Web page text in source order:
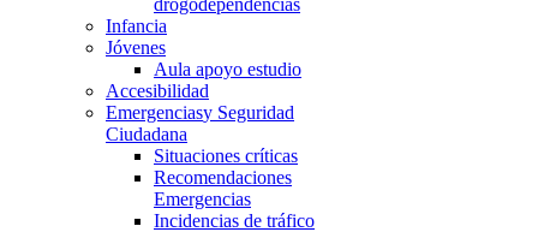
drogodependencias
Infancia
Jóvenes
Aula apoyo estudio
Accesibilidad
Emergenciasy Seguridad
Ciudadana
Situaciones críticas
Recomendaciones
Emergencias
Incidencias de tráfico